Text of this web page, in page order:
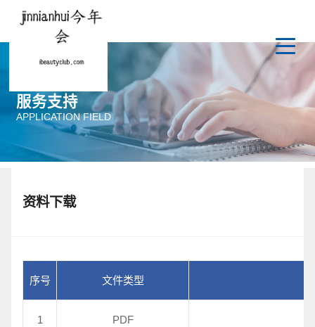
服务支持
APPLICATION FIELD
资料下载
序号 文件类型
1 PDF